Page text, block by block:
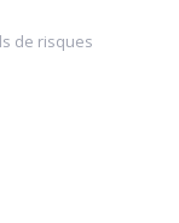
de risques